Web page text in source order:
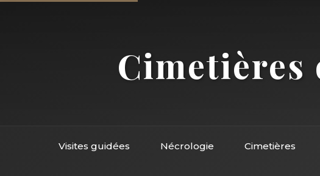
Cimetières
Visites guidées Nécrologie Cimetières